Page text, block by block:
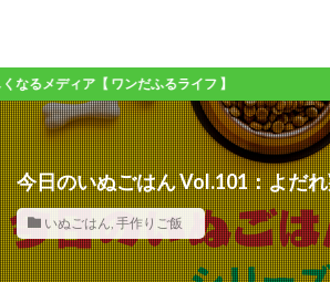
【 ワンだふるライフ 】
今日のいぬごはん Vol.101：よだ
いぬごはん, 手作りご飯